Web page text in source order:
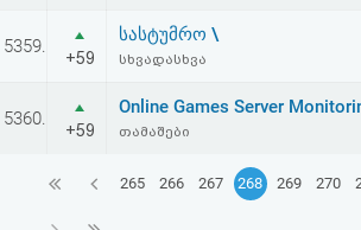
5359.
+59
სასტუმრო \
სხვადასხვა
5360.
+59
Online Games Server
თამაშები
265 266 267 268 269 270